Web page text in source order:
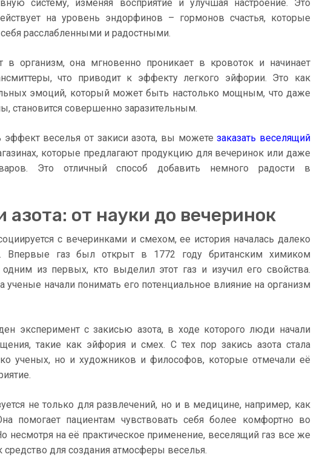
систему, изменяя восприятие и улучшая настроение. Это
на уровень эндорфинов – гормонов счастья, которые
расслабленными и радостными.
в организм, она мгновенно проникает в кровоток и начинает
что приводит к эффекту легкого эйфории. Это как
эмоций, который может быть настолько мощным, что даже
становится совершенно заразительным.
эффект веселья от закиси азота, вы можетезаказать веселящий
которые предлагают продукцию для вечеринок или даже
Это отличный способ добавить немного радости в
азота: от науки до вечеринок
с вечеринками и смехом, ее история началась далеко
Впервые газ был открыт в 1772 году британским химиком
из первых, кто выделил этот газ и изучил его свойства.
начали понимать его потенциальное влияние на организм
эксперимент с закисью азота, в ходе которого люди начали
такие как эйфория и смех. С тех пор закись азота стала
ученых, но и художников и философов, которые отмечали её
не только для развлечений, но и в медицине, например, как
помогает пациентам чувствовать себя более комфортно во
несмотря на её практическое применение, веселящий газ все же
средство для создания атмосферы веселья.